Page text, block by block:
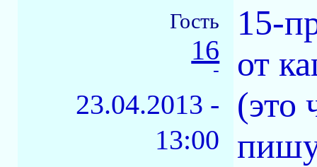
Гость
16
-
23.04.2013 -
13:00
15-
от
(это